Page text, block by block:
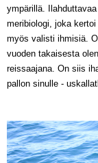
ympärillä.
meribiologi, joka kertoi
myös valisti ihmisiä.
vuoden takaisesta
reissaajana . On siis
pallon sinulle -